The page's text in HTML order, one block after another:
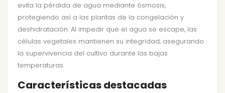
evita la pérdida de agua mediante ósmosis,
protegiendo así a las plantas de la congelación y
deshidratación. Al impedir que el agua se escape, las
células vegetales mantienen su integridad, asegurando
la supervivencia del cultivo durante las bajas
temperaturas.
Características destacadas